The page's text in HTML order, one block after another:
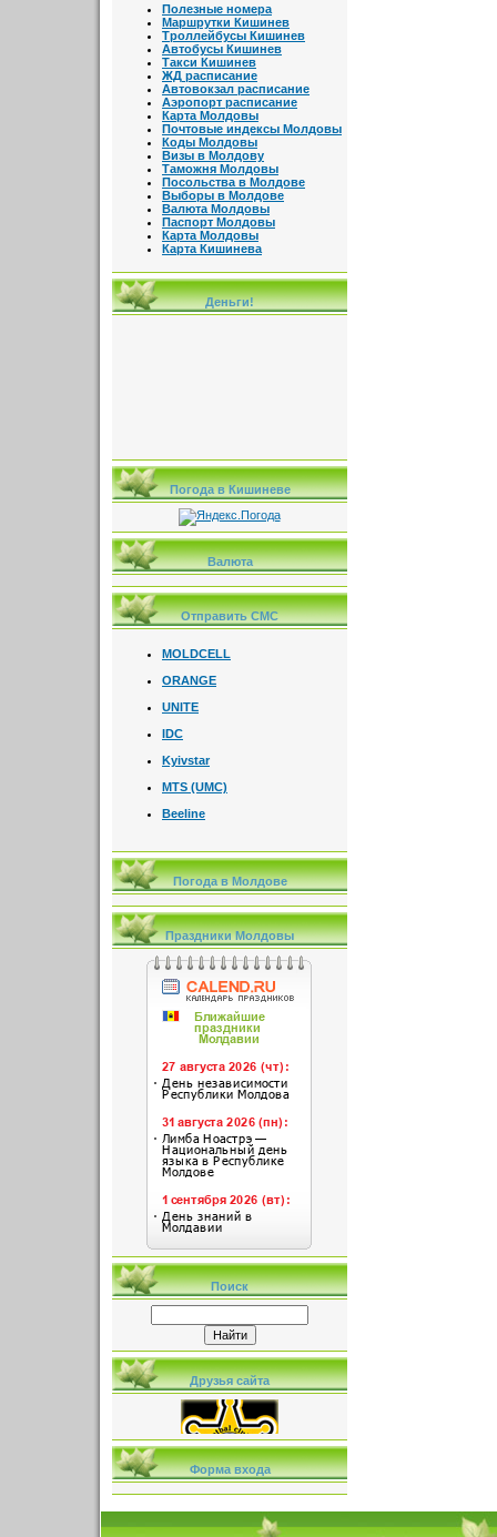
Полезные номера
Маршрутки Кишинев
Троллейбусы Кишинев
Автобусы Кишинев
Такси Кишинев
ЖД расписание
Автовокзал расписание
Аэропорт расписание
Карта Молдовы
Почтовые индексы Молдовы
Коды Молдовы
Визы в Молдову
Таможня Молдовы
Посольства в Молдове
Выборы в Молдове
Валюта Молдовы
Паспорт Молдовы
Карта Молдовы
Карта Кишинева
Деньги!
Погода в Кишиневе
Валюта
Отправить СМС
MOLDCELL
ORANGE
UNITE
IDC
Kyivstar
MTS (UMC)
Beeline
Погода в Молдове
Праздники Молдовы
Поиск
Друзья сайта
Форма входа